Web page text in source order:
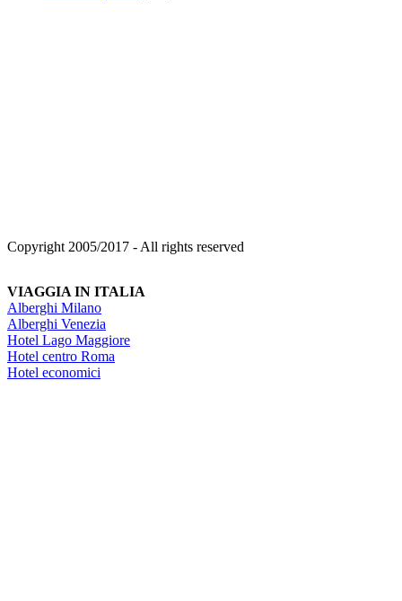
Copyright 2005/2017 - All rights reserved
VIAGGIA IN ITALIA
Alberghi Milano
Alberghi Venezia
Hotel Lago Maggiore
Hotel centro Roma
Hotel economici